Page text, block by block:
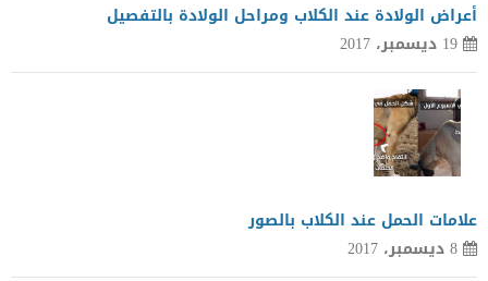
أعراض الولادة عند الكلاب ومراحل الولادة بالتفصيل
19 ديسمبر، 2017
علامات الحمل عند الكلاب بالصور
8 ديسمبر، 2017